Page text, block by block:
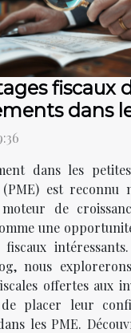
fiscaux
dans
dans les
est reconnu
de
une
fiscaux
nous
offertes aux
de placer leur
les PME.